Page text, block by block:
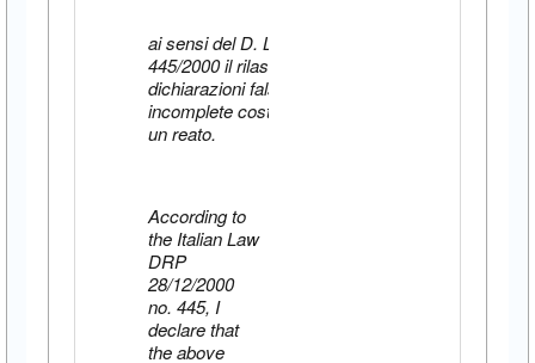
ai sensi del D. Lgs.
445/2000 il rilascio di
dichiarazioni false o
incomplete costituisce
un reato.
According to
the Italian Law
DRP
28/12/2000
no. 445, I
declare that
the above